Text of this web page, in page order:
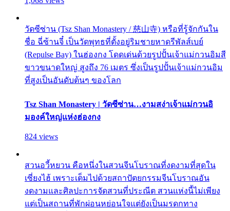
วัดซีซ่าน (Tsz Shan Monastery / 慈山寺) หรือที่รู้จักกันใน
ชื่อ ฉี่ซ้านจี๋ เป็นวัดพุทธที่ตั้งอยู่ริมชายหาดรีพัลส์เบย์
(Repulse Bay) ในฮ่องกง โดดเด่นด้วยรูปปั้นเจ้าแม่กวนอิมสี
ขาวขนาดใหญ่ สูงถึง 76 เมตร ซึ่งเป็นรูปปั้นเจ้าแม่กวนอิม
ที่สูงเป็นอันดับต้นๆ ของโลก
Tsz Shan Monastery | วัดซีซ่าน…งามสง่าเจ้าแม่กวนอิ
มองค์ใหญ่แห่งฮ่องกง
824 views
สวนอวี้หยวน คือหนึ่งในสวนจีนโบราณที่งดงามที่สุดใน
เซี่ยงไฮ้ เพราะเต็มไปด้วยสถาปัตยกรรมจีนโบราณอัน
งดงามและศิลปะการจัดสวนที่ประณีต สวนแห่งนี้ไม่เพียง
แต่เป็นสถานที่พักผ่อนหย่อนใจแต่ยังเป็นมรดกทาง